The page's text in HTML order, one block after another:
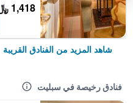
1,418 ﷼
شاهد المزيد من الفنادق القريبة
فنادق رخيصة في سبليت